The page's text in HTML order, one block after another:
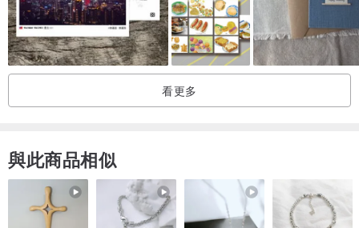
看更多
與此商品相似